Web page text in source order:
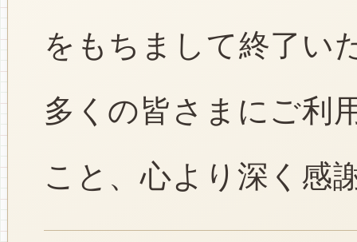
をもちまして終了い
多くの皆さまにご利
こと、心より深く感